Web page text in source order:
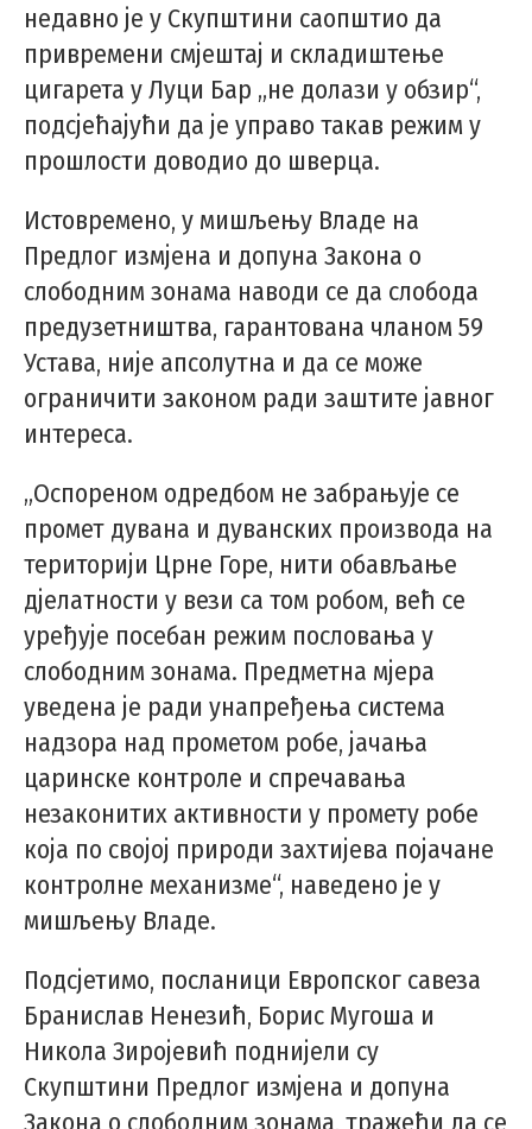
недавно је у Скупштини саопштио да
привремени смјештај и складиштење
цигарета у Луци Бар „не долази у обзир“,
подсјећајући да је управо такав режим у
прошлости доводио до шверца.
Истовремено, у мишљењу Владе на
Предлог измјена и допуна Закона о
слободним зонама наводи се да слобода
предузетништва, гарантована чланом 59
Устава, није апсолутна и да се може
ограничити законом ради заштите јавног
интереса.
„Оспореном одредбом не забрањује се
промет дувана и дуванских производа на
територији Црне Горе, нити обављање
дјелатности у вези са том робом, већ се
уређује посебан режим пословања у
слободним зонама. Предметна мјера
уведена је ради унапређења система
надзора над прометом робе, јачања
царинске контроле и спречавања
незаконитих активности у промету робе
која по својој природи захтијева појачане
контролне механизме“, наведено је у
мишљењу Владе.
Подсјетимо, посланици Европског савеза
Бранислав Ненезић, Борис Мугоша и
Никола Зиројевић поднијели су
Скупштини Предлог измјена и допуна
Закона о слободним зонама, тражећи да се